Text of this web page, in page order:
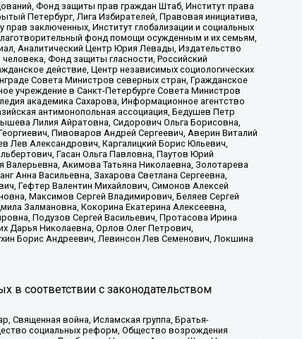
Фонд защиты прав граждан Штаб, Институт права
Петербург, Лига Избирателей, Правовая инициатива,
заключенных, Институт глобализации и социальных
фонд помощи осужденным и их семьям,
Аналитический Центр Юрия Левады, Издательство
Фонд защиты гласности, Российский
действие, Центр независимых социологических
Совета Министров северных стран, Гражданское
учреждение в Санкт-Петербурге Совета Министров
академика Сахарова, Информационное агентство
антимонопольная ассоциация, Бедушев Петр
Лилия Айратовна, Сидорович Ольга Борисовна,
Пивоваров Андрей Сергеевич, Аверин Виталий
Лев Александрович, Каргалицкий Борис Юльевич,
Гасан Ольга Павловна, Паутов Юрий
Акимова Татьяна Николаевна, Золотарева
Анна Васильевна, Захарова Светлана Сергеевна,
Гефтер Валентин Михайлович, Симонов Алексей
Максимов Сергей Владимирович, Беляев Сергей
Залмановна, Кокорина Екатерина Алексеевна,
Подузов Сергей Васильевич, Протасова Ирина
Дарья Николаевна, Орлов Олег Петрович,
Борис Андреевич, Левинсон Лев Семенович, Локшина
в соответствии с законодательством
Священная война, Исламская группа, Братья-
социальных реформ, Общество возрождения